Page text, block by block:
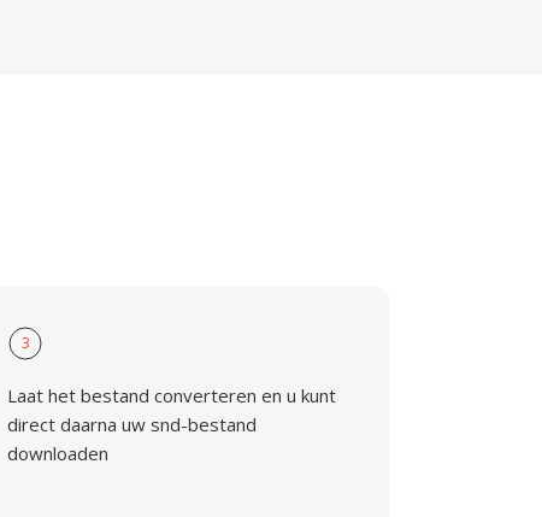
3
Laat het bestand converteren en u kunt
direct daarna uw snd-bestand
downloaden